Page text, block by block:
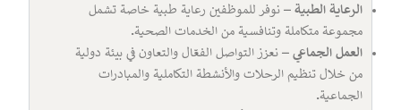
الرعاية الطبية– نوفر للموظفين رعاية طبية خاصة تشمل
مجموعة متكاملة وتنافسية من الخدمات الصحية.
العمل الجماعي– نعزز التواصل الفعّال والتعاون في بيئة دولية
من خلال تنظيم الرحلات والأنشطة التكاملية والمبادرات
الجماعية.